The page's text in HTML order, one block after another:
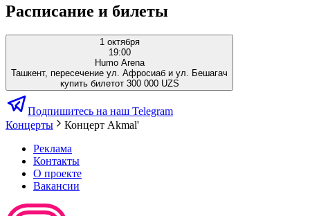
Расписание и билеты
1 октября
19:00
Humo Arena
Ташкент, пересечение ул. Афросиаб и ул. Бешагач
купить билетот 300 000 UZS
Подпишитесь на наш Telegram
Концерты
Концерт Akmal'
Реклама
Контакты
О проекте
Вакансии